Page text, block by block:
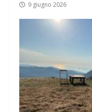
9 giugno 2026